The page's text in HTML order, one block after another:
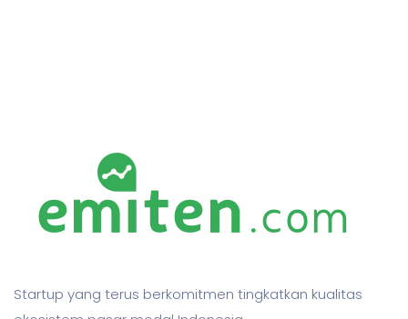
Startup yang terus berkomitmen tingkatkan kualitas